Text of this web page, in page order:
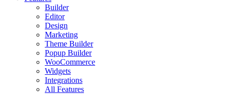
Builder
Editor
Design
Marketing
Theme Builder
Popup Builder
WooCommerce
Widgets
Integrations
All Features